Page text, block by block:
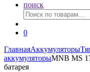
поиск
Искать:
0
ГлавнаяАккумуляторы
аккумуляторыMNB MS
батарея